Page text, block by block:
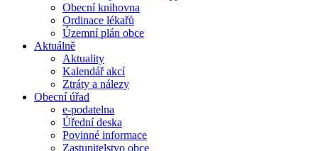
Obecní knihovna
Ordinace lékařů
Územní plán obce
Aktuálně
Aktuality
Kalendář akcí
Ztráty a nálezy
Obecní úřad
e-podatelna
Úřední deska
Povinné informace
Zastupitelstvo obce